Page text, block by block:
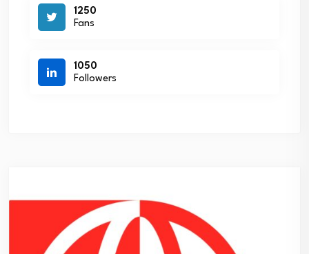
1250
Fans
1050
Followers